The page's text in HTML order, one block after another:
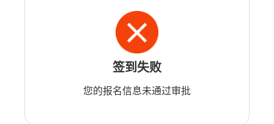
签到失败
您的报名信息未通过审批